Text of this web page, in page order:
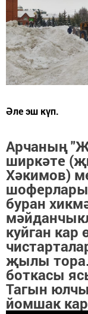
Әле эш күп.
Арчаның
ширкәте
Хәкимов)
буран
куйган кар
җылы тора.
боткасы
Тагын
йомшак